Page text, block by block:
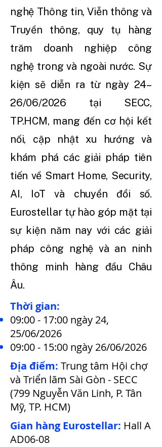
nghệ Thông tin, Viễn thông và
Truyền thông, quy tụ hàng
trăm doanh nghiệp công
nghệ trong và ngoài nước. Sự
kiện sẽ diễn ra từ ngày 24–
26/06/2026 tại SECC,
TP.HCM, mang đến cơ hội kết
nối, cập nhật xu hướng và
khám phá các giải pháp tiên
tiến về Smart Home, Security,
AI, IoT và chuyển đổi số.
Eurostellar tự hào góp mặt tại
sự kiện năm nay với các giải
pháp công nghệ và an ninh
thông minh hàng đầu Châu
Âu.
Thời gian:
09:00 - 17:00 ngày 24,
25/06/2026
​09:00 - 15:00 ngày 26/06/2026
Địa điểm: Trung tâm Hội chợ
và Triển lãm Sài Gòn - SECC
(799 Nguyễn Văn Linh, P. Tân
Mỹ, TP. HCM)
Gian hàng Eurostellar: Hall A
AD06-08